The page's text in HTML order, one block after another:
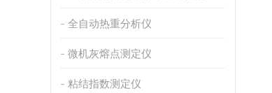
全自动热重分析仪
微机灰熔点测定仪
粘结指数测定仪